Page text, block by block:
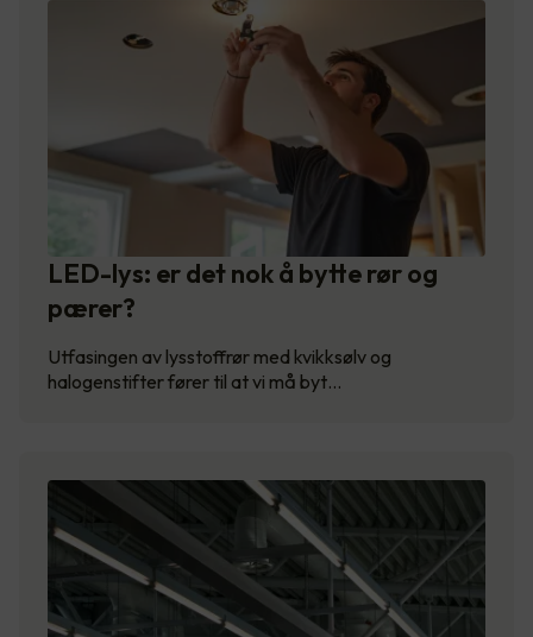
LED-lys: er det nok å bytte rør og
pærer?
Utfasingen av lysstoffrør med kvikksølv og
halogenstifter fører til at vi må byt…